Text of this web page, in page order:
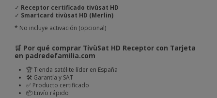
✓ Receptor certificado tivùsat HD
✓ Smartcard tivùsat HD (Merlin)
* No incluye activación (opcional)
🛒 Por qué comprar TivùSat HD Receptor con Tarjeta
en padredefamilia.com
🏆 Tienda satélite líder en España
🛠️ Garantía y SAT
✅ Producto certificado
📦 Envío rápido